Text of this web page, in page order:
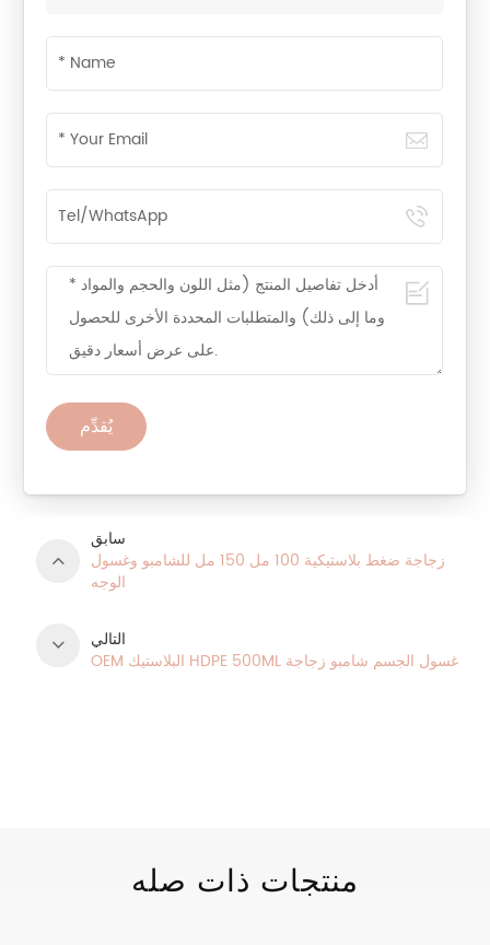
يُقدِّم
سابق
زجاجة ضغط بلاستيكية 100 مل 150 مل للشامبو وغسول
الوجه
التالي
OEM البلاستيك HDPE 500ML غسول الجسم شامبو زجاجة
منتجات ذات صله